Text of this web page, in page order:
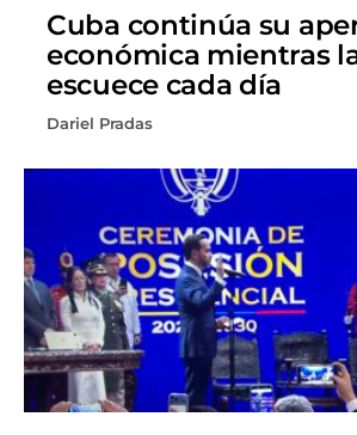
Cuba continúa su
económica mientras
escuece cada día
Dariel Pradas